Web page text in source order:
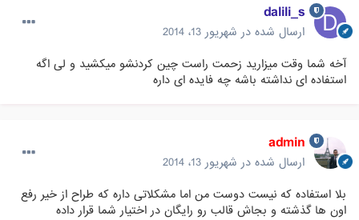
dalili_s
ارسال شده در شهریور 13، 2014
آخه شما وقت میزارید زحمت راست چین کردنشو میکشید و لی اگه
استفاده ای نداشته باشه چه فایده ای داره
admin
ارسال شده در شهریور 13، 2014
بلا استفاده که نیست دوست من اما مشکلاتی داره که طراح از خیر رفع
اون ها گذشته و بجاش قالب رو رایگان در اختیار شما قرار داده